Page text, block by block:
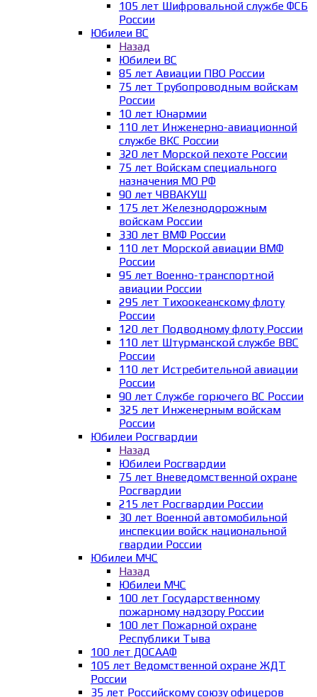
105 лет Шифровальной службе ФСБ
России
Юбилеи ВС
Назад
Юбилеи ВС
85 лет Авиации ПВО России
75 лет Трубопроводным войскам
России
10 лет Юнармии
110 лет Инженерно-авиационной
службе ВКС России
320 лет Морской пехоте России
75 лет Войскам специального
назначения МО РФ
90 лет ЧВВАКУШ
175 лет Железнодорожным
войскам России
330 лет ВМФ России
110 лет Морской авиации ВМФ
России
95 лет Военно-транспортной
авиации России
295 лет Тихоокеанскому флоту
России
120 лет Подводному флоту России
110 лет Штурманской службе ВВС
России
110 лет Истребительной авиации
России
90 лет Службе горючего ВС России
325 лет Инженерным войскам
России
Юбилеи Росгвардии
Назад
Юбилеи Росгвардии
75 лет Вневедомственной охране
Росгвардии
215 лет Росгвардии России
30 лет Военной автомобильной
инспекции войск национальной
гвардии России
Юбилеи МЧС
Назад
Юбилеи МЧС
100 лет Государственному
пожарному надзору России
100 лет Пожарной охране
Республики Тыва
100 лет ДОСААФ
105 лет Ведомственной охране ЖДТ
России
35 лет Российскому союзу офицеров